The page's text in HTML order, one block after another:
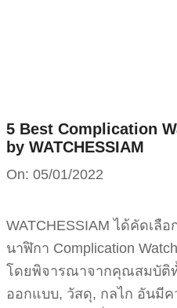
5 Best Complication
by WATCHESSIAM
On: 05/01/2022
WATCHESSIAM ได้คัดเลื
นาฬิกา Complication
โดยพิจารณาจากคุณสมบัติ
ออกแบบ, วัสดุ, กลไก อันมี